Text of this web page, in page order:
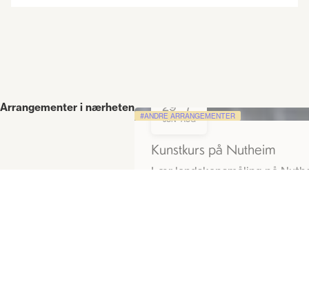
Arrangementer i nærheten
ANDRE ARRANGEMENTER
29
JUN
- 7
AUG
Kunstkurs på Nutheim
Lær landskapsmåling på